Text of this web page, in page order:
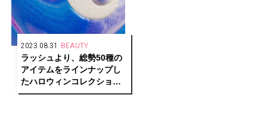
2023.08.31 BEAUTY
ラッシュより、総勢50種の
アイテムをラインナップし
たハロウィンコレクション
を発売